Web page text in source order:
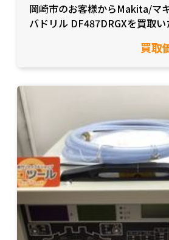
岡崎市のお客様からMakita/マ
バドリル DF487DRGXを買
買取